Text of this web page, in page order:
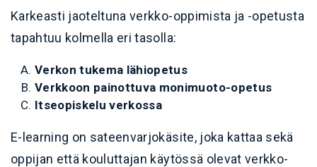
Karkeasti jaoteltuna verkko-oppimista ja -opetusta
tapahtuu kolmella eri tasolla:
Verkon tukema lähiopetus
Verkkoon painottuva monimuoto-opetus
Itseopiskelu verkossa
E-learning on sateenvarjokäsite, joka kattaa sekä
oppijan että kouluttajan käytössä olevat verkko-